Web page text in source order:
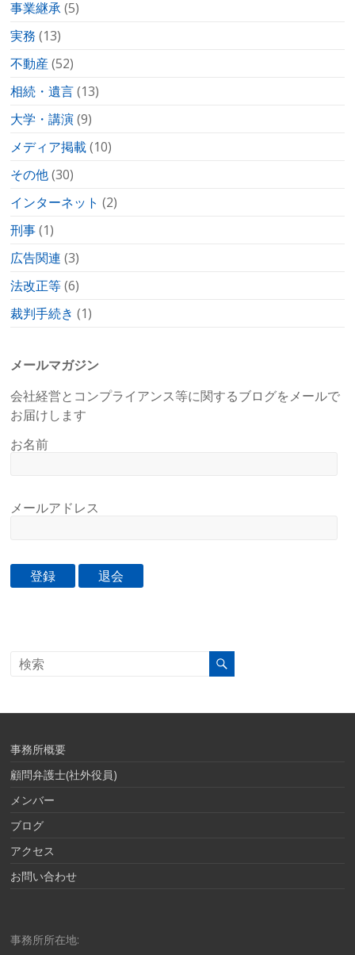
事業継承(5)
実務 (13)
不動産(52)
相続・遺言(13)
大学・講演(9)
メディア掲載(10)
その他(30)
インターネット (2)
刑事(1)
広告関連 (3)
法改正等(6)
裁判手続き (1)
メールマガジン
会社経営とコンプライアンス等に関するブログをメールで
お届けします
お名前
メールアドレス
事務所概要
顧問弁護士(社外役員)
メンバー
ブログ
アクセス
お問い合わせ
事務所所在地: